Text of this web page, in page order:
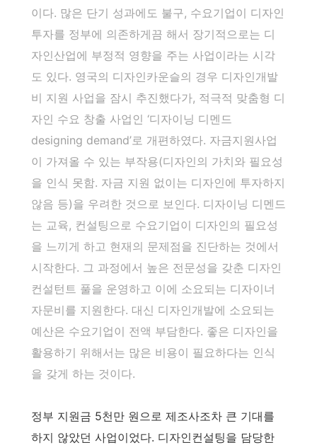
이다. 많은 단기 성과에도 불구, 수요기업이 디자인
투자를 정부에 의존하게끔 해서 장기적으로는 디
자인산업에 부정적 영향을 주는 사업이라는 시각
도 있다. 영국의 디자인카운슬의 경우 디자인개발
비 지원 사업을 잠시 추진했다가, 적극적 맞춤형 디
자인 수요 창출 사업인 ‘디자이닝 디멘드
designing demand’로 개편하였다. 자금지원사업
이 가져올 수 있는 부작용(디자인의 가치와 필요성
을 인식 못함. 자금 지원 없이는 디자인에 투자하지
않음 등)을 우려한 것으로 보인다. 디자이닝 디멘드
는 교육, 컨설팅으로 수요기업이 디자인의 필요성
을 느끼게 하고 현재의 문제점을 진단하는 것에서
시작한다. 그 과정에서 높은 전문성을 갖춘 디자인
컨설턴트 풀을 운영하고 이에 소요되는 디자이너
자문비를 지원한다. 대신 디자인개발에 소요되는
예산은 수요기업이 전액 부담한다. 좋은 디자인을
활용하기 위해서는 많은 비용이 필요하다는 인식
을 갖게 하는 것이다.
정부 지원금 5천만 원으로 제조사조차 큰 기대를
하지 않았던 사업이었다. 디자인컨설팅을 담당한